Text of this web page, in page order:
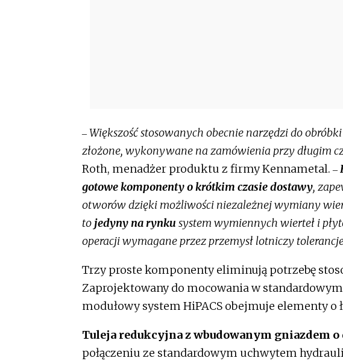
– Większość stosowanych obecnie narzędzi do
złożone, wykonywane na zamówienia przy długim
Roth, menadżer produktu z firmy Kennametal. –
gotowe komponenty o krótkim czasie dostawy,
otworów dzięki możliwości niezależnej wymiany
to jedyny na rynku system wymiennych wierteł i
operacji wymagane przez przemysł lotniczy
Trzy proste komponenty eliminują potrzebę
Zaprojektowany do mocowania w
modułowy system HiPACS obejmuje elementy
Tuleja redukcyjna z wbudowanym gniazdem
połączeniu ze standardowym uchwytem